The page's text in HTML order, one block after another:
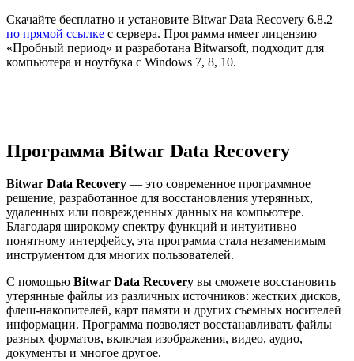
Скачайте бесплатно и установите Bitwar Data Recovery 6.8.2
по прямой ссылке с сервера. Программа имеет лицензию
«Пробный период» и разработана Bitwarsoft, подходит для
компьютера и ноутбука с Windows 7, 8, 10.
Программа Bitwar Data Recovery
Bitwar Data Recovery — это современное программное
решение, разработанное для восстановления утерянных,
удаленных или поврежденных данных на компьютере.
Благодаря широкому спектру функций и интуитивно
понятному интерфейсу, эта программа стала незаменимым
инструментом для многих пользователей.
С помощью Bitwar Data Recovery вы сможете восстановить
утерянные файлы из различных источников: жестких дисков,
флеш-накопителей, карт памяти и других съемных носителей
информации. Программа позволяет восстанавливать файлы
разных форматов, включая изображения, видео, аудио,
документы и многое другое.